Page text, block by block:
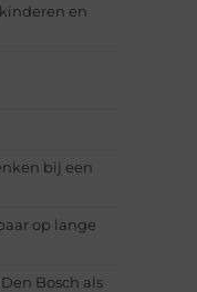
en
bij een
op lange
Bosch als